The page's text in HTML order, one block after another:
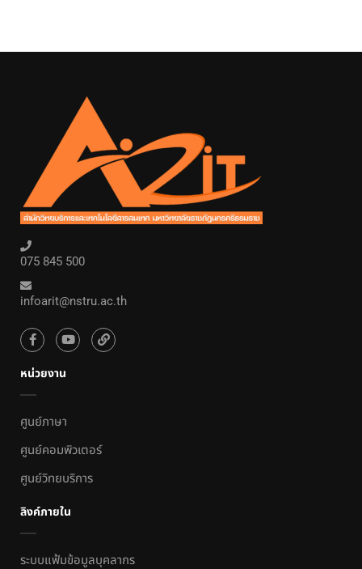
075 845 500
infoarit@nstru.ac.th
หน่วยงาน
ศูนย์ภาษา
ศูนย์คอมพิวเตอร์
ศูนย์วิทยบริการ
ลิงค์ภายใน
ระบบแฟ้มข้อมูลบุคลากร